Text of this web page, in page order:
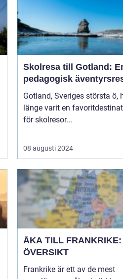
Skolresa till Gotland:
pedagogisk
Gotland, Sveriges största ö,
länge varit en
för skolresor...
08 augusti 2024
ÅKA TILL FRANKRIKE:
ÖVERSIKT
Frankrike är ett av de mest